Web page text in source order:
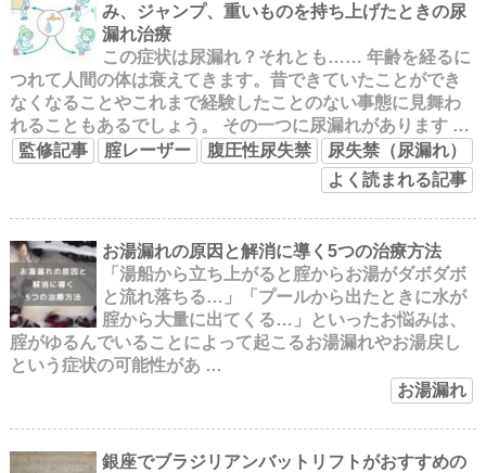
み、ジャンプ、重いものを持ち上げたときの尿
漏れ治療
この症状は尿漏れ？それとも…… 年齢を経るに
つれて人間の体は衰えてきます。昔できていたことができ
なくなることやこれまで経験したことのない事態に見舞わ
れることもあるでしょう。 その一つに尿漏れがあります …
監修記事
腟レーザー 腹圧性尿失禁
尿失禁（尿漏れ）
よく読まれる記事
お湯漏れの原因と解消に導く5つの治療方法
「湯船から立ち上がると腟からお湯がダボダボ
と流れ落ちる…」「プールから出たときに水が
腟から大量に出てくる…」といったお悩みは、
腟がゆるんでいることによって起こるお湯漏れやお湯戻し
という症状の可能性があ …
お湯漏れ
銀座でブラジリアンバットリフトがおすすめの